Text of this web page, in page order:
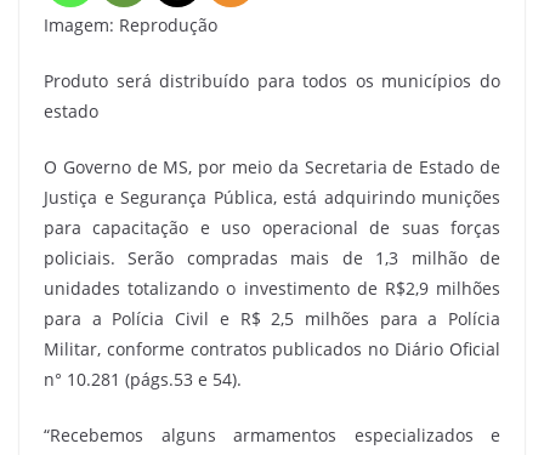
Imagem: Reprodução
Produto será distribuído para todos os municípios do
estado
O Governo de MS, por meio da Secretaria de Estado de
Justiça e Segurança Pública, está adquirindo munições
para capacitação e uso operacional de suas forças
policiais. Serão compradas mais de 1,3 milhão de
unidades totalizando o investimento de R$2,9 milhões
para a Polícia Civil e R$ 2,5 milhões para a Polícia
Militar, conforme contratos publicados no Diário Oficial
n° 10.281 (págs.53 e 54).
“Recebemos alguns armamentos especializados e